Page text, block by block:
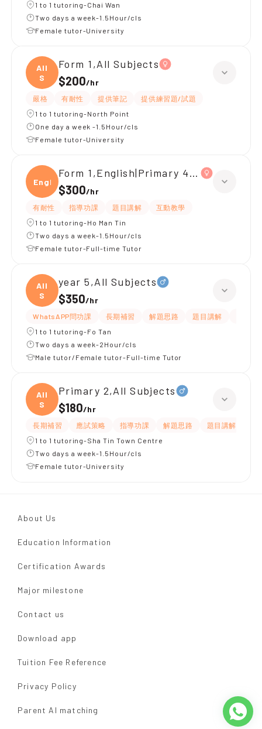
1 to 1 tutoring-Chai Wan
Two days a week-1.5Hour/cls
Female tutor-University
All
S
Form 1,All Subjects
$200/hr
嚴格 有耐性 提供筆記
提供練習題/試題
1 to 1 tutoring-North Point
One day a week -1.5Hour/cls
Female tutor-University
Engli
Form 1,English|Primary 4,All Subjects
$300/hr
有耐性 指導功課 題目講解
互動教學
1 to 1 tutoring-Ho Man Tin
Two days a week-1.5Hour/cls
Female tutor-Full-time Tutor
All
S
year 5,All Subjects
$350/hr
WhatsAPP問功課 長期補習 解題思路 題目講解
1 to 1 tutoring-Fo Tan
Two days a week-2Hour/cls
Male tutor/Female tutor-Full-time Tutor
All
S
Primary 2,All Subjects
$180/hr
長期補習 應試策略 指導功課 解題思路 題目講解
1 to 1 tutoring-Sha Tin Town Centre
Two days a week-1.5Hour/cls
Female tutor-University
About Us
Education Information
Certification Awards
Major milestone
Contact us
Download app
Tuition Fee Reference
Privacy Policy
Parent AI matching